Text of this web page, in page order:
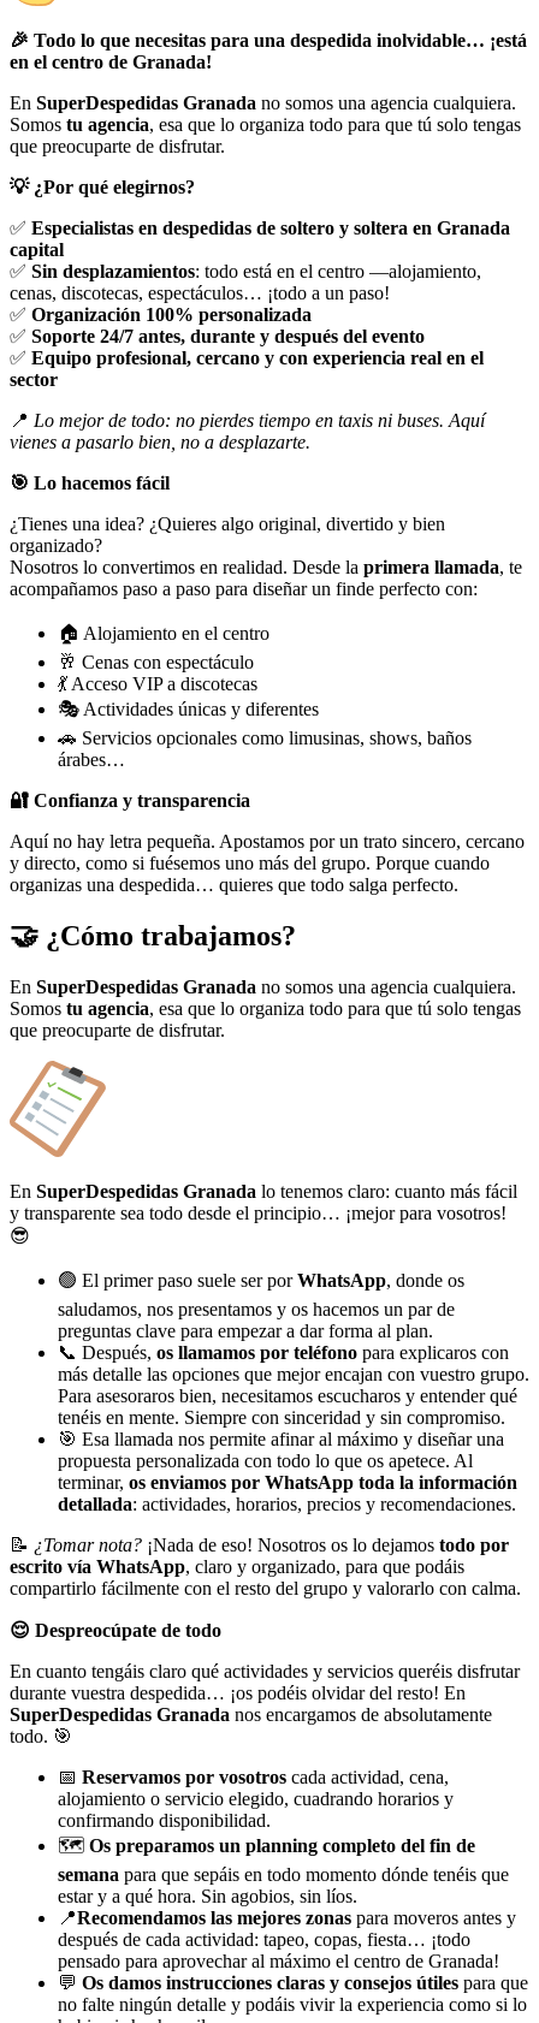
🎉 Todo lo que necesitas para una despedida inolvidable… ¡está
en el centro de Granada!
En SuperDespedidas Granada no somos una agencia cualquiera.
Somos tu agencia, esa que lo organiza todo para que tú solo tengas
que preocuparte de disfrutar.
💡¿Por qué elegirnos?
✅ Especialistas en despedidas de soltero y soltera en Granada
capital
✅ Sin desplazamientos: todo está en el centro —alojamiento,
cenas, discotecas, espectáculos… ¡todo a un paso!
✅ Organización 100% personalizada
✅ Soporte 24/7 antes, durante y después del evento
✅ Equipo profesional, cercano y con experiencia real en el
sector
📍 Lo mejor de todo: no pierdes tiempo en taxis ni buses. Aquí
vienes a pasarlo bien, no a desplazarte.
🎯 Lo hacemos fácil
¿Tienes una idea? ¿Quieres algo original, divertido y bien
organizado?
Nosotros lo convertimos en realidad. Desde la primera llamada, te
acompañamos paso a paso para diseñar un finde perfecto con:
🏠 Alojamiento en el centro
🥂 Cenas con espectáculo
💃 Acceso VIP a discotecas
🎭 Actividades únicas y diferentes
🚗 Servicios opcionales como limusinas, shows, baños
árabes…
🔐 Confianza y transparencia
Aquí no hay letra pequeña. Apostamos por un trato sincero, cercano
y directo, como si fuésemos uno más del grupo. Porque cuando
organizas una despedida… quieres que todo salga perfecto.
🤝 ¿Cómo trabajamos?
En SuperDespedidas Granada no somos una agencia cualquiera.
Somos tu agencia, esa que lo organiza todo para que tú solo tengas
que preocuparte de disfrutar.
En SuperDespedidas Granada lo tenemos claro: cuanto más fácil
y transparente sea todo desde el principio… ¡mejor para vosotros!
😎
🟢 El primer paso suele ser porWhatsApp, donde os
saludamos, nos presentamos y os hacemos un par de
preguntas clave para empezar a dar forma al plan.
📞 Después, os llamamos por teléfono para explicaros con
más detalle las opciones que mejor encajan con vuestro grupo.
Para asesoraros bien, necesitamos escucharos y entender qué
tenéis en mente. Siempre con sinceridad y sin compromiso.
🎯 Esa llamada nos permite afinar al máximo y diseñar una
propuesta personalizada con todo lo que os apetece. Al
terminar, os enviamos por WhatsApp toda la información
detallada: actividades, horarios, precios y recomendaciones.
📝 ¿Tomar nota? ¡Nada de eso! Nosotros os lo dejamos todo por
escrito vía WhatsApp, claro y organizado, para que podáis
compartirlo fácilmente con el resto del grupo y valorarlo con calma.
😌 Despreocúpate de todo
En cuanto tengáis claro qué actividades y servicios queréis disfrutar
durante vuestra despedida… ¡os podéis olvidar del resto! En
SuperDespedidas Granada nos encargamos de absolutamente
todo. 🎯
📅 Reservamos por vosotros cada actividad, cena,
alojamiento o servicio elegido, cuadrando horarios y
confirmando disponibilidad.
🗺️ Os preparamos un planning completo del fin de
semana para que sepáis en todo momento dónde tenéis que
estar y a qué hora. Sin agobios, sin líos.
📍Recomendamos las mejores zonas para moveros antes y
después de cada actividad: tapeo, copas, fiesta… ¡todo
pensado para aprovechar al máximo el centro de Granada!
💬 Os damos instrucciones claras y consejos útiles para que
no falte ningún detalle y podáis vivir la experiencia como si lo